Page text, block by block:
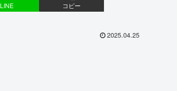
LINE コピー
2025.04.25